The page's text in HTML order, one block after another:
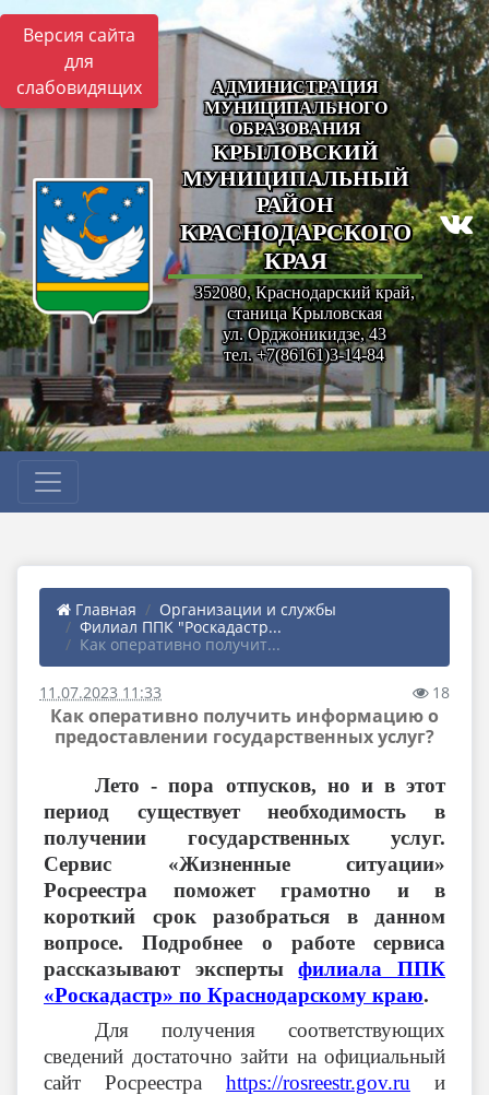
Версия сайта
для
слабовидящих
АДМИНИСТРАЦИЯ
МУНИЦИПАЛЬНОГО
ОБРАЗОВАНИЯ
КРЫЛОВСКИЙ
МУНИЦИПАЛЬНЫЙ
РАЙОН
КРАСНОДАРСКОГО
КРАЯ
352080, Краснодарский край,
станица Крыловская
ул. Орджоникидзе, 43
тел. +7(86161)3-14-84
Главная
Организации и службы
Филиал ППК "Роскадастр...
Как оперативно получит...
11.07.2023 11:33 18
Как оперативно получить информацию о
предоставлении государственных услуг?
Лето - пора отпусков, но и в этот
период существует необходимость в
получении государственных услуг.
Сервис «Жизненные ситуации»
Росреестра поможет грамотно и в
короткий срок разобраться в данном
вопросе. Подробнее о работе сервиса
рассказывают экспертыфилиала ППК
«Роскадастр» по Краснодарскому краю.
Для получения соответствующих
сведений достаточно зайти на официальный
сайт Росреестра https://rosreestr.gov.ru и